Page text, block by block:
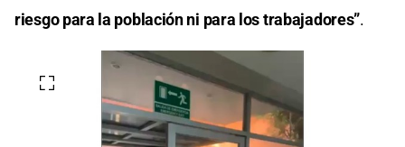
riesgo para la población ni para los trabajadores”.